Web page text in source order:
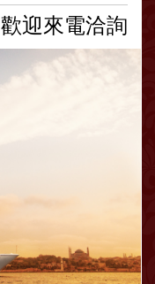
歡迎來電洽詢